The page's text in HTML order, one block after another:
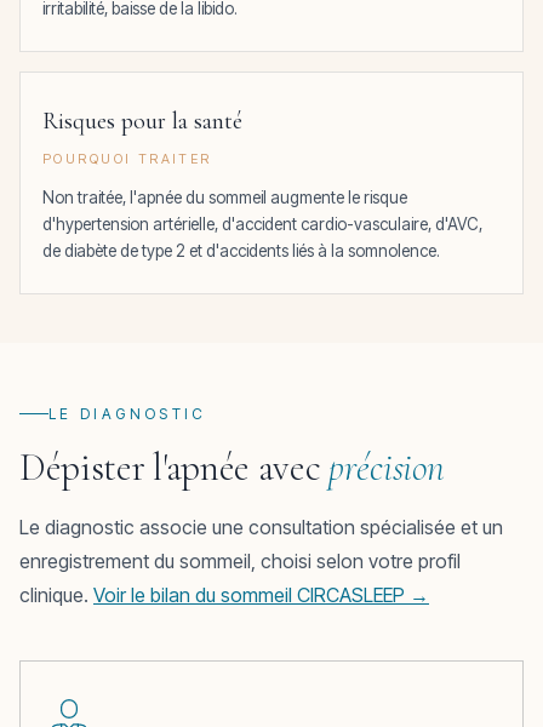
irritabilité, baisse de la libido.
Risques pour la santé
POURQUOI TRAITER
Non traitée, l'apnée du sommeil augmente le risque
d'hypertension artérielle, d'accident cardio-vasculaire, d'AVC,
de diabète de type 2 et d'accidents liés à la somnolence.
LE DIAGNOSTIC
Dépister l'apnée avec précision
Le diagnostic associe une consultation spécialisée et un
enregistrement du sommeil, choisi selon votre profil
clinique. Voir le bilan du sommeil CIRCASLEEP →